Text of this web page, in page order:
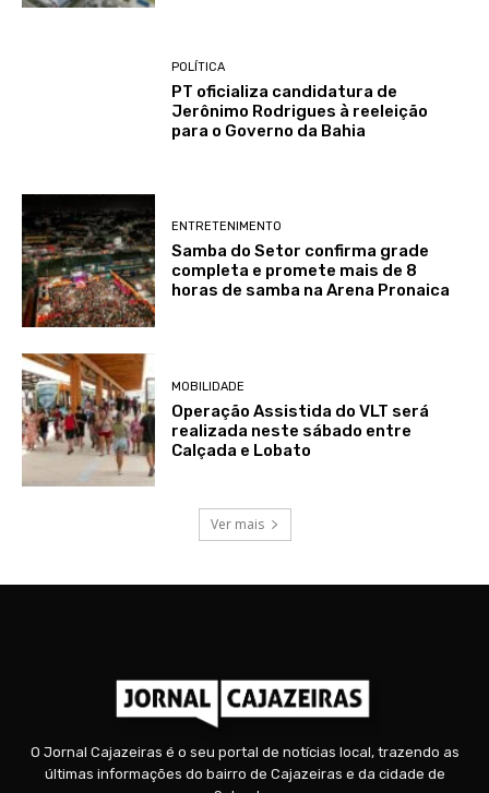
POLÍTICA
PT oficializa candidatura de
Jerônimo Rodrigues à reeleição
para o Governo da Bahia
ENTRETENIMENTO
Samba do Setor confirma grade
completa e promete mais de 8
horas de samba na Arena Pronaica
MOBILIDADE
Operação Assistida do VLT será
realizada neste sábado entre
Calçada e Lobato
Ver mais
O Jornal Cajazeiras é o seu portal de notícias local, trazendo as
últimas informações do bairro de Cajazeiras e da cidade de